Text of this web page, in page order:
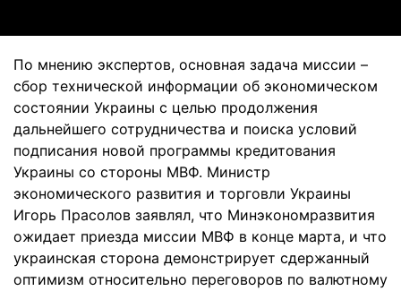
По мнению экспертов, основная задача миссии –
сбор технической информации об экономическом
состоянии Украины с целью продолжения
дальнейшего сотрудничества и поиска условий
подписания новой программы кредитования
Украины со стороны МВФ. Министр
экономического развития и торговли Украины
Игорь Прасолов заявлял, что Минэкономразвития
ожидает приезда миссии МВФ в конце марта, и что
украинская сторона демонстрирует сдержанный
оптимизм относительно переговоров по валютному